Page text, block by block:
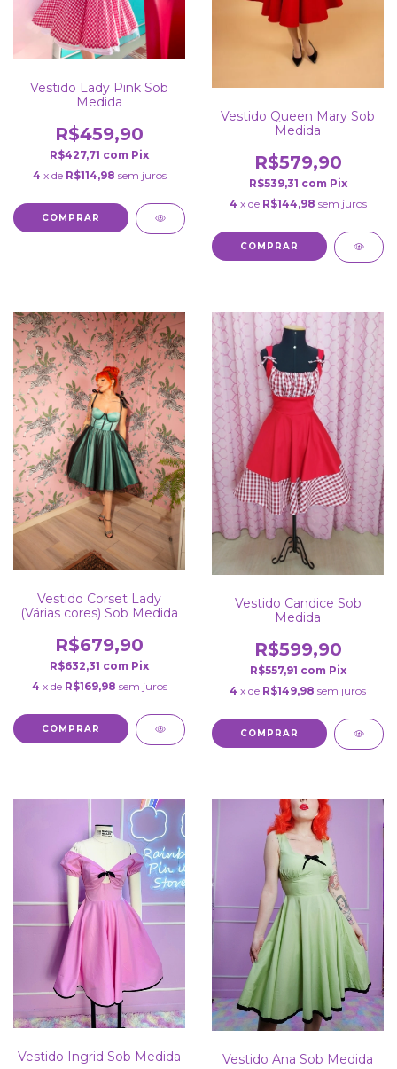
Vestido Lady Pink Sob
Medida
R$459,90
R$427,71 com Pix
4 x de R$114,98 sem juros
COMPRAR
Vestido Queen Mary Sob
Medida
R$579,90
R$539,31 com Pix
4 x de R$144,98 sem juros
COMPRAR
Vestido Corset Lady
(Várias cores) Sob Medida
R$679,90
R$632,31 com Pix
4 x de R$169,98 sem juros
COMPRAR
Vestido Candice Sob
Medida
R$599,90
R$557,91 com Pix
4 x de R$149,98 sem juros
COMPRAR
Vestido Ingrid Sob Medida Vestido Ana Sob Medida